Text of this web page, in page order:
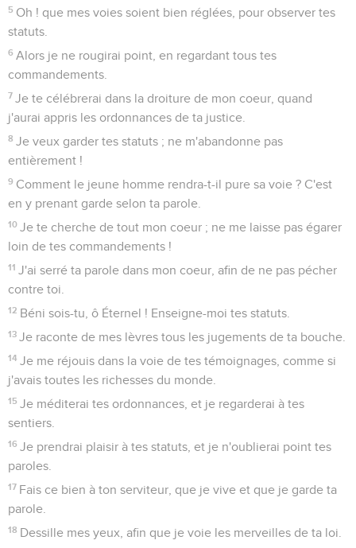
5 Oh ! que mes voies soient bien réglées, pour observer tes
statuts.
6 Alors je ne rougirai point, en regardant tous tes
commandements.
7 Je te célébrerai dans la droiture de mon coeur, quand
j'aurai appris les ordonnances de ta justice.
8 Je veux garder tes statuts ; ne m'abandonne pas
entièrement !
9 Comment le jeune homme rendra-t-il pure sa voie ? C'est
en y prenant garde selon ta parole.
10 Je te cherche de tout mon coeur ; ne me laisse pas égarer
loin de tes commandements !
11 J'ai serré ta parole dans mon coeur, afin de ne pas pécher
contre toi.
12 Béni sois-tu, ô Éternel ! Enseigne-moi tes statuts.
13 Je raconte de mes lèvres tous les jugements de ta bouche.
14 Je me réjouis dans la voie de tes témoignages, comme si
j'avais toutes les richesses du monde.
15 Je méditerai tes ordonnances, et je regarderai à tes
sentiers.
16 Je prendrai plaisir à tes statuts, et je n'oublierai point tes
paroles.
17 Fais ce bien à ton serviteur, que je vive et que je garde ta
parole.
18 Dessille mes yeux, afin que je voie les merveilles de ta loi.